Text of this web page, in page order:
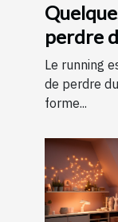
perdre
running
Le running
de perdre
forme...